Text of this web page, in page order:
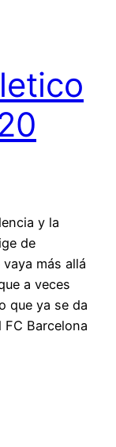
y la
de
más allá
a veces
que ya se da
Barcelona